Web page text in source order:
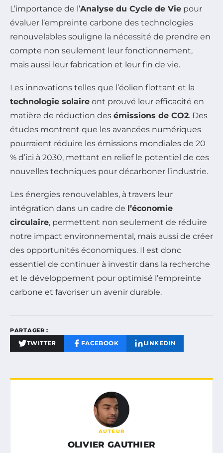
L’importance de l’Analyse du Cycle de Vie pour
évaluer l’empreinte carbone des technologies
renouvelables souligne la nécessité de prendre en
compte non seulement leur fonctionnement,
mais aussi leur fabrication et leur fin de vie.
Les innovations telles que l’éolien flottant et la
technologie solaire ont prouvé leur efficacité en
matière de réduction des émissions de CO2. Des
études montrent que les avancées numériques
pourraient réduire les émissions mondiales de 20
% d’ici à 2030, mettant en relief le potentiel de ces
nouvelles techniques pour décarboner l’industrie.
Les énergies renouvelables, à travers leur
intégration dans un cadre de l’économie
circulaire, permettent non seulement de réduire
notre impact environnemental, mais aussi de créer
des opportunités économiques. Il est donc
essentiel de continuer à investir dans la recherche
et le développement pour optimisé l’empreinte
carbone et favoriser un avenir durable.
PARTAGER :
TWITTER FACEBOOK LINKEDIN
AUTEUR
OLIVIER GAUTHIER